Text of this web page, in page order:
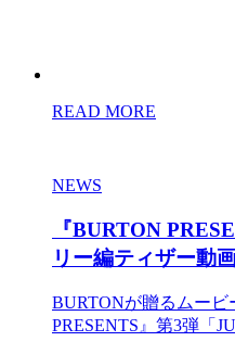
READ MORE
NEWS
『BURTON
リー編ティザー動
BURTONが贈るムービ
PRESENTS』第3弾「